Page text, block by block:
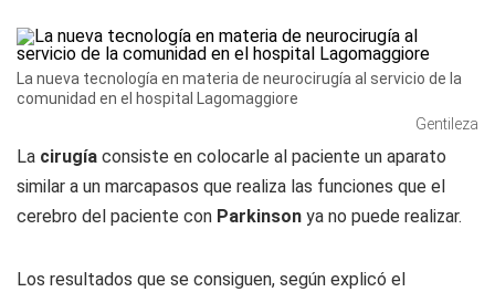
La nueva tecnología en materia de neurocirugía al servicio de la
comunidad en el hospital Lagomaggiore
Gentileza
La cirugía consiste en colocarle al paciente un aparato
similar a un marcapasos que realiza las funciones que el
cerebro del paciente con Parkinson ya no puede realizar.
Los resultados que se consiguen, según explicó el